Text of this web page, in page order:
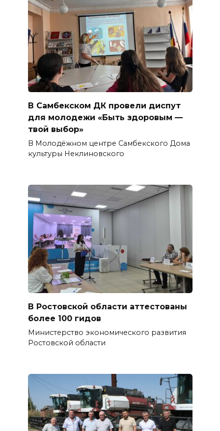
В Самбекском ДК провели диспут
для молодежи «Быть здоровым —
твой выбор»
В Молодёжном центре Самбекского Дома
культуры Неклиновского
В Ростовской области аттестованы
более 100 гидов
Министерство экономического развития
Ростовской области